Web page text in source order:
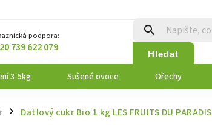
podpora:
739 622 079 Hledat
3-5kg Sušené ovoce Ořechy
/ Datlový cukr Bio 1 kg LES FRUITS DU PARADIS